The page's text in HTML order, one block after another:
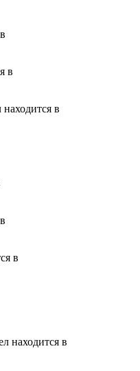
в
находится в
в
находится в